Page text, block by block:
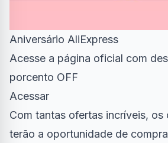
Aniversário AliExpress
Acesse a página oficial com
porcento OFF
Acessar
Com tantas ofertas incríveis, os
terão a oportunidade de